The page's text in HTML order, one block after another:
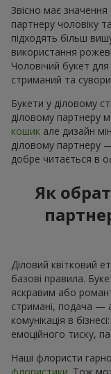
Звісно має
партнеру чоловіку та
підходять більш
використання
Чоловічий букет
стриманий та
Букети у діловому
діловому партнеру
кошик але дизайн
діловому партнеру
добре читається в
Як
Діловий квітковий
базові правила.
яскравим або
стримані, подача —
комунікація в
емоційного тиску,
Наші флористи
флористики . Тож